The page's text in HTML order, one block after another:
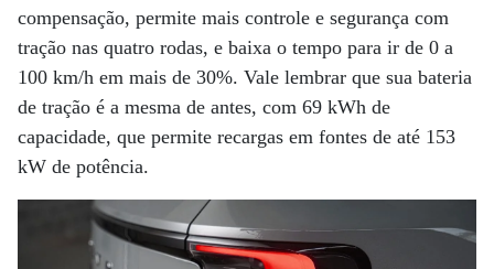
compensação, permite mais controle e segurança com
tração nas quatro rodas, e baixa o tempo para ir de 0 a
100 km/h em mais de 30%. Vale lembrar que sua bateria
de tração é a mesma de antes, com 69 kWh de
capacidade, que permite recargas em fontes de até 153
kW de potência.